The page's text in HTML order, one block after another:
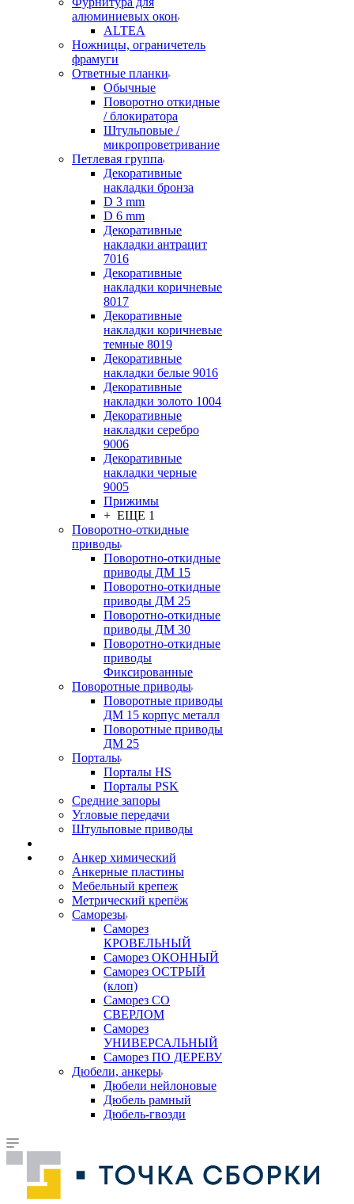
алюминиевых окон
ALTEA
Ножницы, ограничетель
фрамуги
Ответные планки
Обычные
Поворотно откидные
/ блокиратора
Штульповые /
микропроветривание
Петлевая группа
Декоративные
накладки бронза
D 3 mm
D 6 mm
Декоративные
накладки антрацит
7016
Декоративные
накладки коричневые
8017
Декоративные
накладки коричневые
темные 8019
Декоративные
накладки белые 9016
Декоративные
накладки золото 1004
Декоративные
накладки серебро
9006
Декоративные
накладки черные
9005
Прижимы
+ ЕЩЕ 1
Поворотно-откидные
приводы
Поворотно-откидные
приводы ДМ 15
Поворотно-откидные
приводы ДМ 25
Поворотно-откидные
приводы ДМ 30
Поворотно-откидные
приводы
Фиксированные
Поворотные приводы
Поворотные приводы
ДМ 15 корпус металл
Поворотные приводы
ДМ 25
Порталы
Порталы HS
Порталы PSK
Средние запоры
Угловые передачи
Штульповые приводы
Анкер химический
Анкерные пластины
Мебельный крепеж
Метрический крепёж
Саморезы
Саморез
КРОВЕЛЬНЫЙ
Саморез ОКОННЫЙ
Саморез ОСТРЫЙ
(клоп)
Саморез СО
СВЕРЛОМ
Саморез
УНИВЕРСАЛЬНЫЙ
Саморез ПО ДЕРЕВУ
Дюбели, анкеры
Дюбели нейлоновые
Дюбель рамный
Дюбель-гвозди